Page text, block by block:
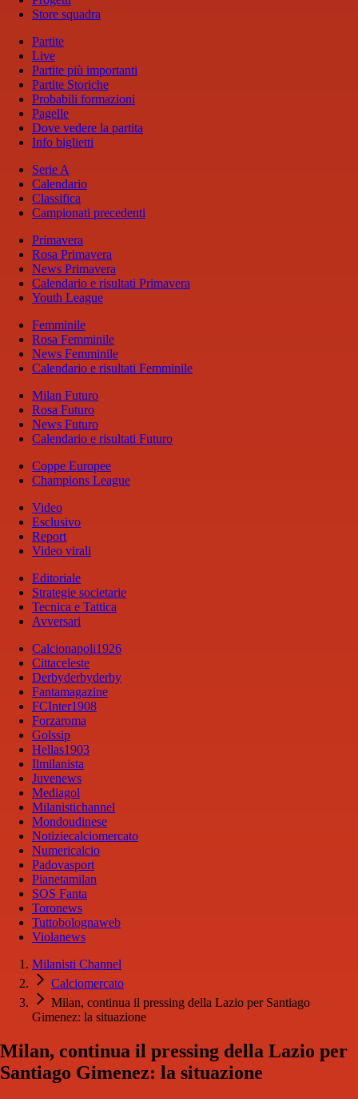
Store squadra
Partite
Live
Partite più importanti
Partite Storiche
Probabili formazioni
Pagelle
Dove vedere la partita
Info biglietti
Serie A
Calendario
Classifica
Campionati precedenti
Primavera
Rosa Primavera
News Primavera
Calendario e risultati Primavera
Youth League
Femminile
Rosa Femminile
News Femminile
Calendario e risultati Femminile
Milan Futuro
Rosa Futuro
News Futuro
Calendario e risultati Futuro
Coppe Europee
Champions League
Video
Esclusivo
Report
Video virali
Editoriale
Strategie societarie
Tecnica e Tattica
Avversari
Calcionapoli1926
Cittaceleste
Derbyderbyderby
Fantamagazine
FCInter1908
Forzaroma
Golssip
Hellas1903
Ilmilanista
Juvenews
Mediagol
Milanistichannel
Mondoudinese
Notiziecalciomercato
Numericalcio
Padovasport
Pianetamilan
SOS Fanta
Toronews
Tuttobolognaweb
Violanews
Milanisti Channel
Calciomercato
Milan, continua il pressing della Lazio per Santiago
Gimenez: la situazione
Milan, continua il pressing della Lazio per
Santiago Gimenez: la situazione